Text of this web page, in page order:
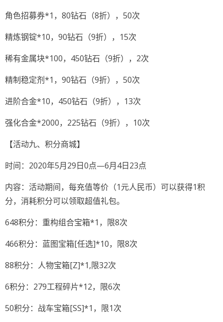
角色招募券*1，80钻石（8折），50次
精炼钢锭*10，90钻石（9折），15次
稀有金属块*100，450钻石（9折），2次
精制稳定剂*1，90钻石（9折），50次
进阶合金*10，450钻石（9折），13次
强化合金*2000，225钻石（9折），10次
【活动九、积分商城】
时间：2020年5月29日0点—6月4日23点
内容：活动期间，每充值等价（1元人民币）可以获得1积
分，消耗积分可以领取超值礼包。
648积分：重构组合宝箱*1，限8次
466积分：蓝图宝箱[任选]*10，限8次
88积分：人物宝箱[Z]*1,限32次
6积分：279工程碎片*12，限6次
50积分：战车宝箱[SS]*1，限1次